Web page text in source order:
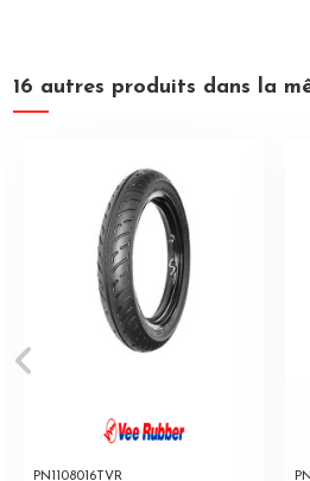
16 autres produits dans la
PN1108016TVR